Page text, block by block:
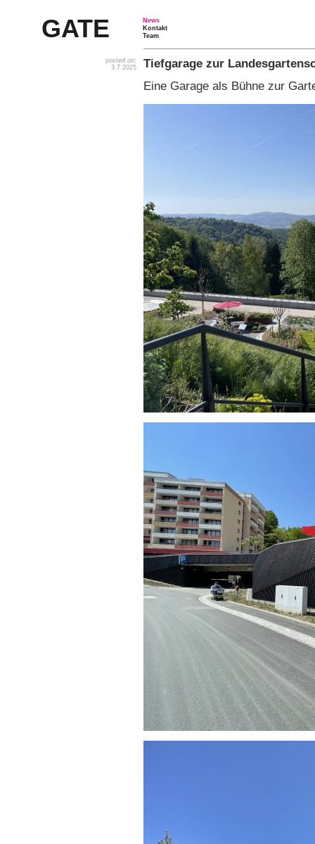
GATE
News
Kontakt
Team
posted on:
3.7 2025
Tiefgarage zur
Eine Garage als Bühne zur